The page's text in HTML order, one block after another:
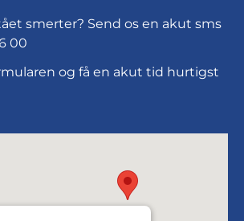
smerter? Send os en akut sms
00
og få en akut tid hurtigst